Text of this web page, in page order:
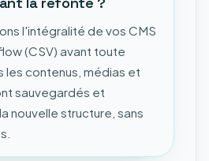
l'intégralité de vos CMS
(CSV) avant toute
les contenus, médias et
sauvegardés et
nouvelle structure, sans